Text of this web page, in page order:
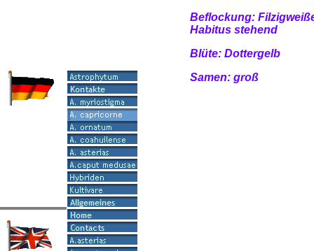
Beflockung:
Habitus stehend
Blüte: Dottergelb
Samen: groß